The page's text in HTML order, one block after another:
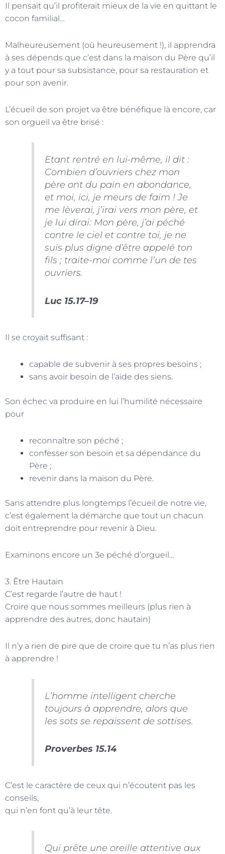
Il pensait qu’il profiterait mieux de la vie en quittant le
cocon familial…
Malheureusement (où heureusement !), il apprendra
à ses dépends que c’est dans la maison du Père qu’il
y a tout pour sa subsistance, pour sa restauration et
pour son avenir.
L’écueil de son projet va être bénéfique là encore, car
son orgueil va être brisé :
Etant rentré en lui-même, il dit :
Combien d’ouvriers chez mon
père ont du pain en abondance,
et moi, ici, je meurs de faim ! Je
me lèverai, j’irai vers mon père, et
je lui dirai: Mon père, j’ai péché
contre le ciel et contre toi, je ne
suis plus digne d’être appelé ton
fils ; traite-moi comme l’un de tes
ouvriers.
Luc 15.17–19
Il se croyait suffisant :
capable de subvenir à ses propres besoins ;
sans avoir besoin de l’aide des siens.
Son échec va produire en lui l’humilité nécessaire
pour
reconnaître son péché ;
confesser son besoin et sa dépendance du
Père ;
revenir dans la maison du Père.
Sans attendre plus longtemps l’écueil de notre vie,
c’est également la démarche que tout un chacun
doit entreprendre pour revenir à Dieu.
Examinons encore un 3e péché d’orgueil…
3. Être Hautain
C’est regarde l’autre de haut !
Croire que nous sommes meilleurs (plus rien à
apprendre des autres, donc hautain)
Il n’y a rien de pire que de croire que tu n’as plus rien
à apprendre !
L’homme intelligent cherche
toujours à apprendre, alors que
les sots se repaissent de sottises.
Proverbes 15.14
C’est le caractère de ceux qui n’écoutent pas les
conseils,
qui n’en font qu’à leur tête.
Qui prête une oreille attentive aux